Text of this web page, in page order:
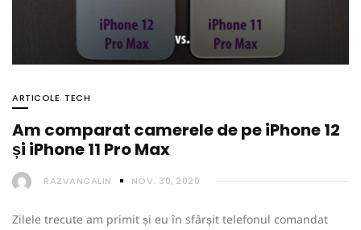
ARTICOLE, TECH
Am comparat camerele de pe iPhone 12
și iPhone 11 Pro Max
RAZVANCALIN NOV. 30, 2020
Zilele trecute am primit și eu în sfârșit telefonul comandat